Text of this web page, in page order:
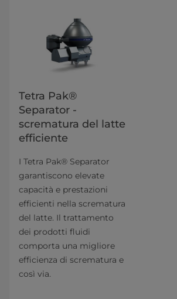
Tetra Pak®
Separator -
scrematura del latte
efficiente
I Tetra Pak® Separator
garantiscono elevate
capacità e prestazioni
efficienti nella scrematura
del latte. Il trattamento
dei prodotti fluidi
comporta una migliore
efficienza di scrematura e
così via.